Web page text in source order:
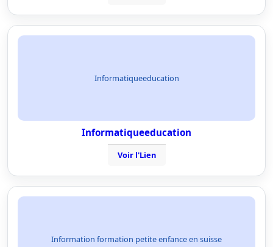
Informatiqueeducation
Informatiqueeducation
Voir l'Lien
Information formation petite enfance en suisse